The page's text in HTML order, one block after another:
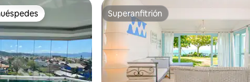
entre huéspedes Superanfitrión
Superanfitrión